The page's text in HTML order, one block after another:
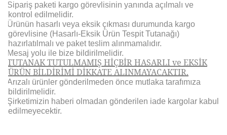
Sipariş paketi kargo görevlisinin yanında açılmalı ve
kontrol edilmelidir.
Ürünün hasarlı veya eksik çıkması durumunda kargo
görevlisine (Hasarlı-Eksik Ürün Tespit Tutanağı)
hazırlatılmalı ve paket teslim alınmamalıdır.
Mesaj yolu ile bize bildirilmelidir.
TUTANAK TUTULMAMIŞ HİÇBİR HASARLI ve EKSİK
ÜRÜN BİLDİRİMİ DİKKATE ALINMAYACAKTIR.
Arızalı ürünler gönderilmeden önce mutlaka tarafımıza
bildirilmelidir.
Şirketimizin haberi olmadan gönderilen iade kargolar kabul
edilmeyecektir.